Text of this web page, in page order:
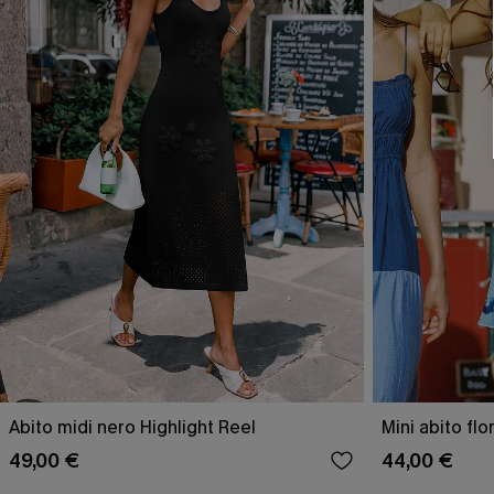
Abito midi nero Highlight Reel
49,00 €
Mini abito
44,00 €